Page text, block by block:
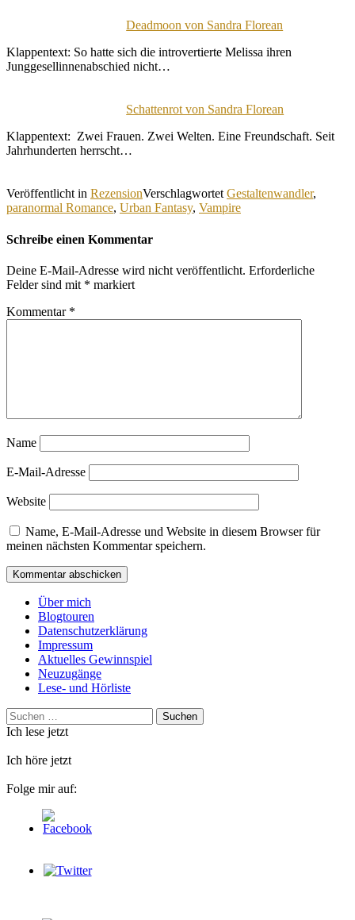
Deadmoon von Sandra Florean
Klappentext: So hatte sich die introvertierte Melissa ihren
Junggesellinnenabschied nicht…
Schattenrot von Sandra Florean
Klappentext: Zwei Frauen. Zwei Welten. Eine Freundschaft. Seit
Jahrhunderten herrscht…
Veröffentlicht in RezensionVerschlagwortet Gestaltenwandler,
paranormal Romance, Urban Fantasy, Vampire
Schreibe einen Kommentar
Deine E-Mail-Adresse wird nicht veröffentlicht. Erforderliche
Felder sind mit * markiert
Kommentar *
Name
E-Mail-Adresse
Website
Name, E-Mail-Adresse und Website in diesem Browser für
meinen nächsten Kommentar speichern.
Über mich
Blogtouren
Datenschutzerklärung
Impressum
Aktuelles Gewinnspiel
Neuzugänge
Lese- und Hörliste
Suchen
nach:
Ich lese jetzt
Ich höre jetzt
Folge mir auf: